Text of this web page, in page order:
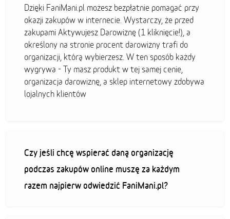
Dzięki FaniMani.pl możesz bezpłatnie pomagać przy
okazji zakupów w internecie. Wystarczy, że przed
zakupami Aktywujesz Darowiznę (1 kliknięcie!), a
określony na stronie procent darowizny trafi do
organizacji, którą wybierzesz. W ten sposób każdy
wygrywa - Ty masz produkt w tej samej cenie,
organizacja darowiznę, a sklep internetowy zdobywa
lojalnych klientów
Czy jeśli chcę wspierać daną organizację
podczas zakupów online muszę za każdym
razem najpierw odwiedzić FaniMani.pl?